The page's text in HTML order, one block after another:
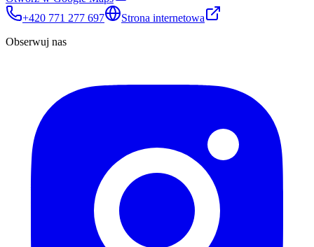
+420 771 277 697
Strona internetowa
Obserwuj nas